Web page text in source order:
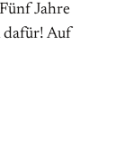
Jahre
dafür! Auf